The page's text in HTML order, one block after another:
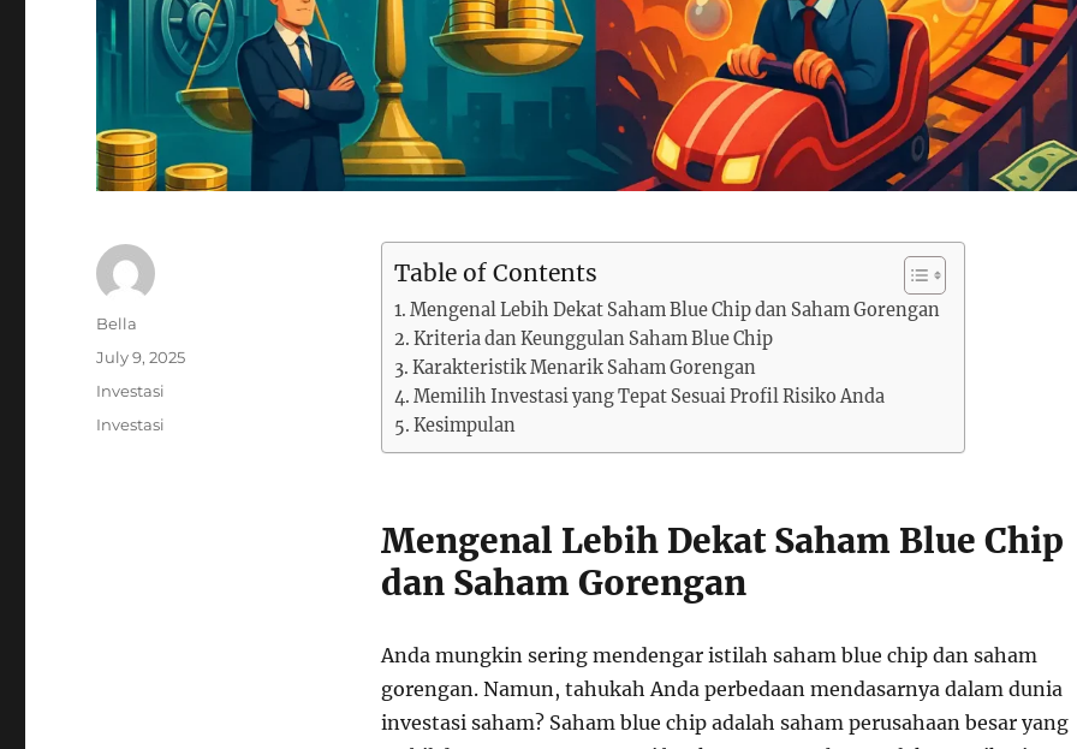
Table of Contents
Mengenal Lebih Dekat Saham Blue Chip dan Saham Gorengan
Kriteria dan Keunggulan Saham Blue Chip
Karakteristik Menarik Saham Gorengan
Memilih Investasi yang Tepat Sesuai Profil Risiko Anda
Kesimpulan
Mengenal Lebih Dekat Saham Blue Chip
dan Saham Gorengan
Anda mungkin sering mendengar istilah saham blue chip dan saham
gorengan. Namun, tahukah Anda perbedaan mendasarnya dalam dunia
investasi saham? Saham blue chip adalah saham perusahaan besar yang
Author
Bella
Posted
July 9, 2025
Categories
Investasi
Tags
Investasi